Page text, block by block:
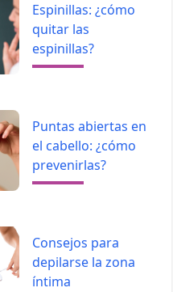
Espinillas: ¿cómo
quitar las
espinillas?
Puntas abiertas en
el cabello: ¿cómo
prevenirlas?
Consejos para
depilarse la zona
íntima